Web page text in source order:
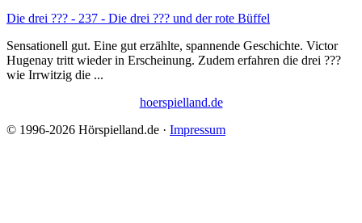
Die drei ??? - 237 - Die drei ??? und der rote Büffel
Sensationell gut. Eine gut erzählte, spannende Geschichte. Victor
Hugenay tritt wieder in Erscheinung. Zudem erfahren die drei ???
wie Irrwitzig die ...
hoerspielland.de
© 1996-2026 Hörspielland.de · Impressum